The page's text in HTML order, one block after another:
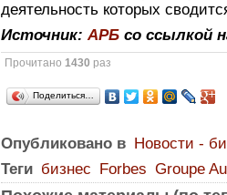
деятельность которых
Источник:АРБ со ссылкой
Прочитано1430 раз
Поделиться…
Опубликовано в Новости -
Теги бизнес Forbes Groupe